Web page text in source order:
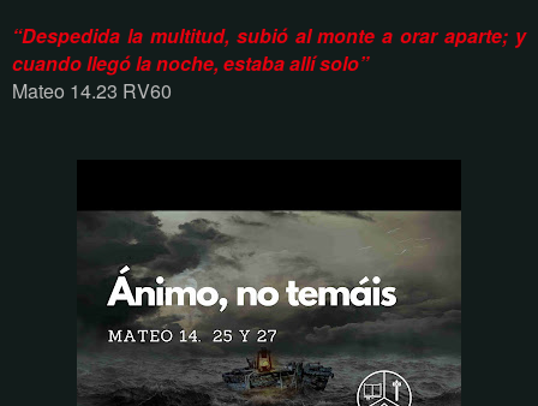
“Despedida la multitud, subió al monte a orar aparte; y
cuando llegó la noche, estaba allí solo”
Mateo 14.23 RV60